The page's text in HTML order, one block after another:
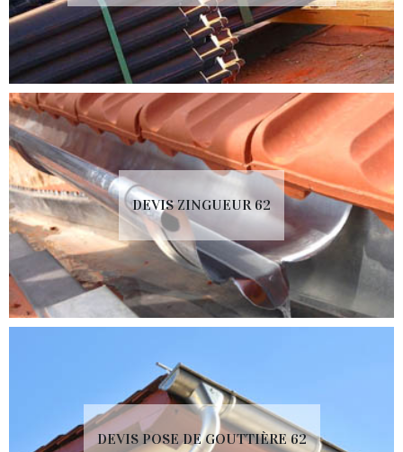
DEVIS ZINGUEUR 62
DEVIS POSE DE GOUTTIÈRE 62